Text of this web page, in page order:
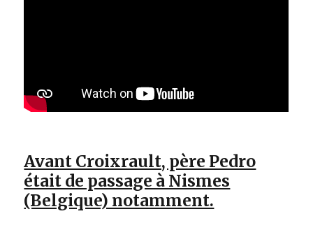
Avant Croixrault, père Pedro
était de passage à Nismes
(Belgique) notamment.